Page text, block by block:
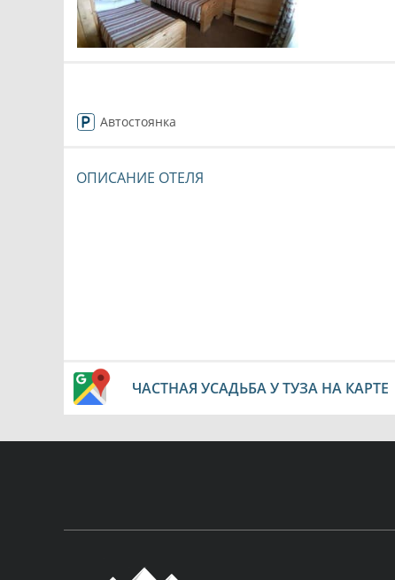
Автостоянка
ОПИСАНИЕ ОТЕЛЯ
ЧАСТНАЯ УСАДЬБА У ТУЗА НА КАРТЕ